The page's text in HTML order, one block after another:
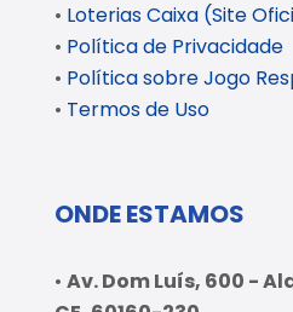
• Loterias Caixa (Site
• Política de Privacidade
• Política sobre Jogo
• Termos de Uso
ONDE ESTAMOS
• Av. Dom Luís, 600 -